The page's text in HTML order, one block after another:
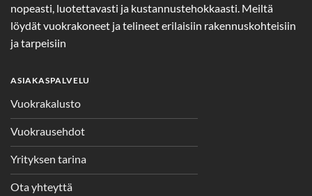
nopeasti, luotettavasti ja kustannustehokkaasti. Meiltä
löydät vuokrakoneet ja telineet erilaisiin rakennuskohteisiin
ja tarpeisiin
ASIAKASPALVELU
Vuokrakalusto
Vuokrausehdot
Yrityksen tarina
Ota yhteyttä